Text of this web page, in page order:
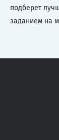
подберет
заданием на